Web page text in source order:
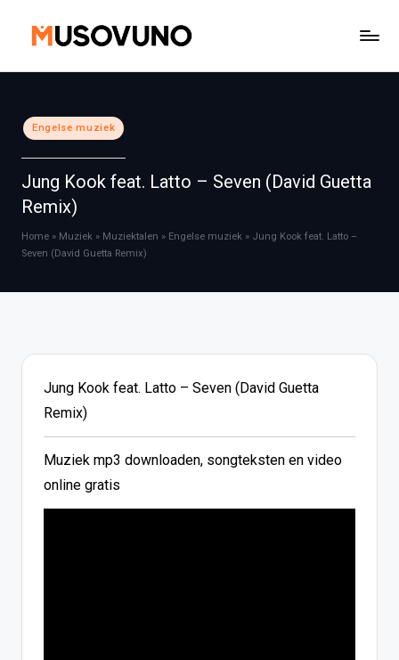
Geplaatst
in
Engelse muziek
Jung Kook feat. Latto – Seven (David Guetta
Remix)
Home » Muziek » Muziektalen » Engelse muziek » Jung Kook feat. Latto –
Seven (David Guetta Remix)
Jung Kook feat. Latto – Seven (David Guetta
Remix)
Muziek mp3 downloaden, songteksten en video
online gratis